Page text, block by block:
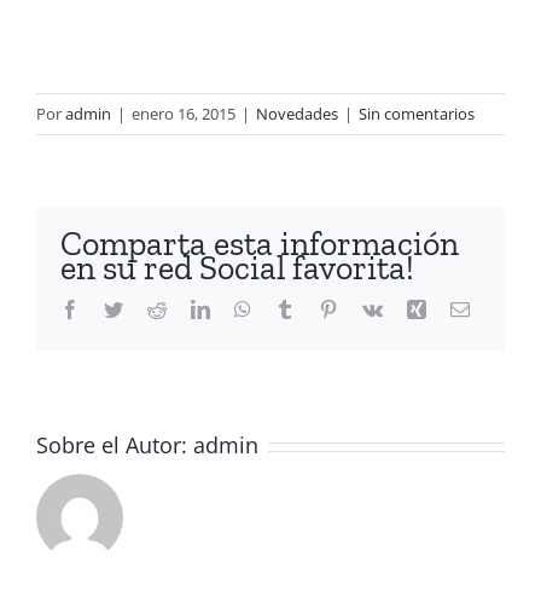
Poradmin | enero 16, 2015 | Novedades | Sin comentarios
Comparta esta información
en su red Social favorita!
Facebook
TwitterRedditLinkedInWhatsApp
Tumblr Pinterest
Vk Xing Correo
Sobre el Autor: admin